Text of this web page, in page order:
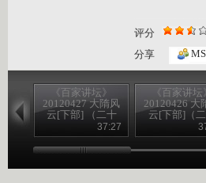
评分
分享
《百家讲坛》
20120427 大隋风
云[下部] （二十
九）殷鉴不远
37:27
《百家讲坛
20120426 大
云[下部]（
八） 隋亡